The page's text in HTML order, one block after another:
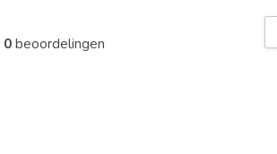
0beoordelingen